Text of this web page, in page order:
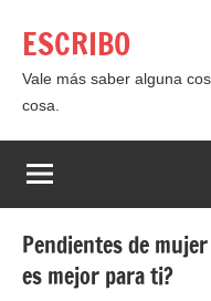
contenido
ESCRIBO
Vale más saber alguna
cosa.
Pendientes de
es mejor para ti?